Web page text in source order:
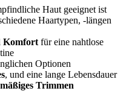
Haut geeignet ist
Haartypen, -längen
Komfort für eine nahtlose
Optionen
, und eine lange Lebensdauer
Trimmen